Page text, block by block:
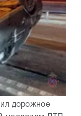
дорожное